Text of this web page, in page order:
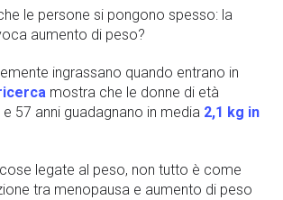
le persone si pongono spesso: la
aumento di peso?
ingrassano quando entrano in
mostra che le donne di età
57 anni guadagnano in media 2,1 kg in
legate al peso, non tutto è come
tra menopausa e aumento di peso